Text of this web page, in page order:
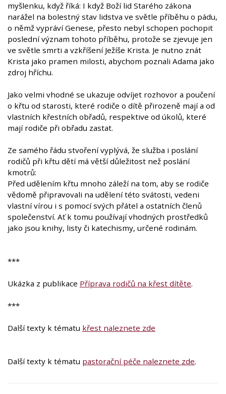
myšlenku, když říká: I když Boží lid Starého zákona
narážel na bolestný stav lidstva ve světle příběhu o pádu,
o němž vypráví Genese, přesto nebyl schopen pochopit
poslední význam tohoto příběhu, protože se zjevuje jen
ve světle smrti a vzkříšení Ježíše Krista. Je nutno znát
Krista jako pramen milosti, abychom poznali Adama jako
zdroj hříchu.
Jako velmi vhodné se ukazuje odvíjet rozhovor a poučení
o křtu od starosti, které rodiče o dítě přirozeně mají a od
vlastních křestních obřadů, respektive od úkolů, které
mají rodiče při obřadu zastat.
Ze samého řádu stvoření vyplývá, že služba i poslání
rodičů při křtu dětí má větší důležitost než poslání
kmotrů:
Před udělením křtu mnoho záleží na tom, aby se rodiče
vědomě připravovali na udělení této svátosti, vedeni
vlastní vírou i s pomocí svých přátel a ostatních členů
společenství. Ať k tomu používají vhodných prostředků
jako jsou knihy, listy či katechismy, určené rodinám.
***
Ukázka z publikace Příprava rodičů na křest dítěte.
***
Další texty k tématu křest naleznete zde
Další texty k tématu pastorační péče naleznete zde.